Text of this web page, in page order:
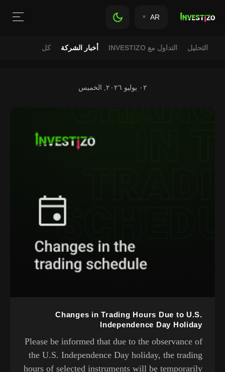
AR
كل أخبار الشركة التداول مع INVESTIZO التحليل
٠٢ يوليو ٢٠٢٦, الخميس
Changes in Trading Hours Due to U.S.
Independence Day Holiday
Please be informed that due to the observance of
the U.S. Independence Day holiday, the trading
hours of selected instruments will be temporarily